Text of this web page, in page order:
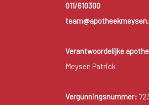
011/610300
Verantwoordelijke
Meysen Patrick
Vergunningsnummer: